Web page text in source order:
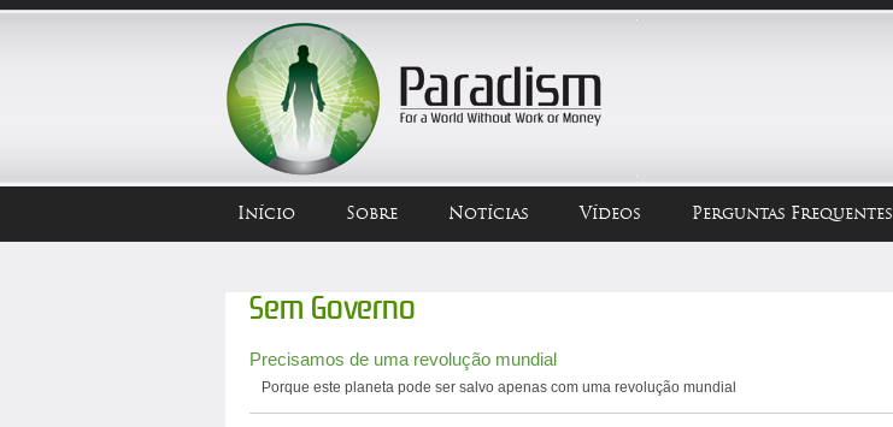
Início Sobre Notícias Vídeos Perguntas Frequentes
Sem Governo
Precisamos de uma revolução mundial
Porque este planeta pode ser salvo apenas com uma revolução mundial